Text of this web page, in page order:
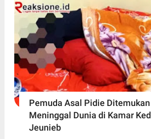
Pemuda Asal Pidie Ditemukan
Meninggal Dunia di Kamar
Jeunieb